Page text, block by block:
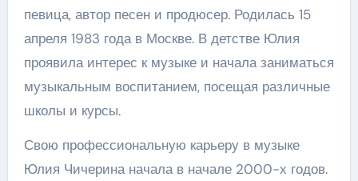
певица, автор песен и продюсер. Родилась 15
апреля 1983 года в Москве. В детстве Юлия
проявила интерес к музыке и начала заниматься
музыкальным воспитанием, посещая различные
школы и курсы.
Свою профессиональную карьеру в музыке
Юлия Чичерина начала в начале 2000-х годов.